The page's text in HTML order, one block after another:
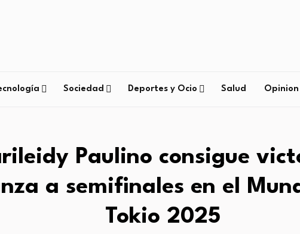
Sociedad Deportes y Ocio Salud Opinion
Paulino consigue
a semifinales en el
Tokio 2025